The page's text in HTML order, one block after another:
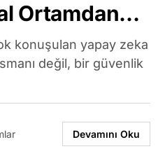
Ortamdan
Face
konuşulan yapay zeka
değil, bir güvenlik
Devamını Oku